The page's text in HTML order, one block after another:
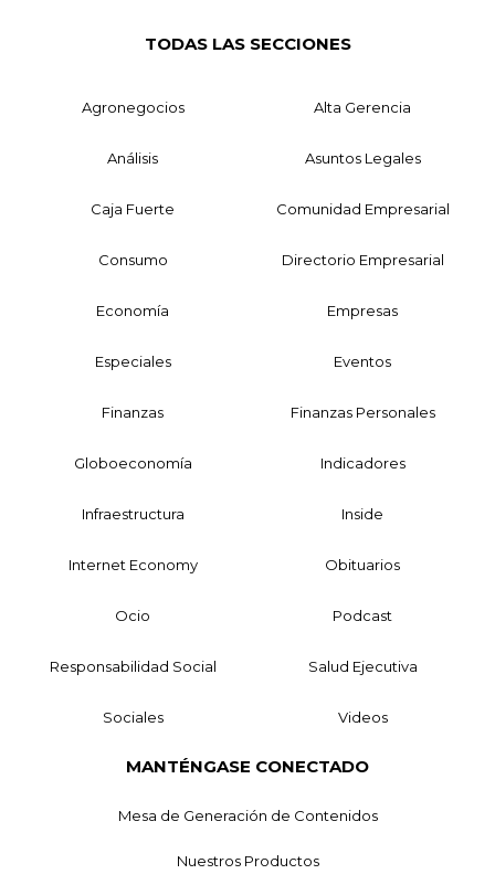
TODAS LAS SECCIONES
Agronegocios Alta Gerencia
Análisis Asuntos Legales
Caja Fuerte Comunidad Empresarial
Consumo Directorio Empresarial
Economía Empresas
Especiales Eventos
Finanzas Finanzas Personales
Globoeconomía Indicadores
Infraestructura Inside
Internet Economy Obituarios
Ocio Podcast
Responsabilidad Social Salud Ejecutiva
Sociales Videos
MANTÉNGASE CONECTADO
Mesa de Generación de Contenidos
Nuestros Productos